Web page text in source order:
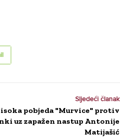
Sljedeći članak
pobjeda "Murvice" protiv
uz zapažen nastup Antonije
Matijašić